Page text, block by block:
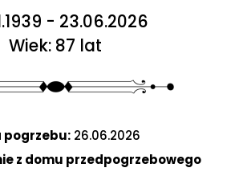
- 23.06.2026
Wiek: 87 lat
pogrzebu: 26.06.2026
z domu przedpogrzebowego